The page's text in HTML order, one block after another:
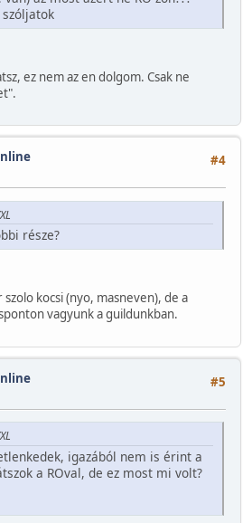
ez nem az en dolgom. Csak ne
#4
része?
kocsi (nyo, masneven), de a
vagyunk a guildunkban.
#5
igazából nem is érint a
a ROval, de ez most mi volt?